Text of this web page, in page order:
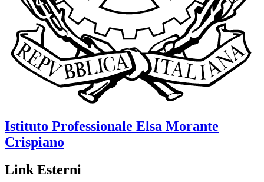
Istituto Professionale Elsa Morante
Crispiano
Link Esterni